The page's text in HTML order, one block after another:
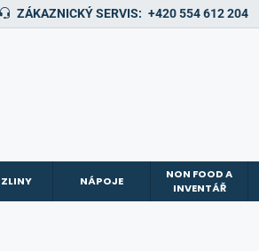
ZÁKAZNICKÝ SERVIS: +420 554 612 204
NÁPOJE
NON FOOD A
INVENTÁŘ